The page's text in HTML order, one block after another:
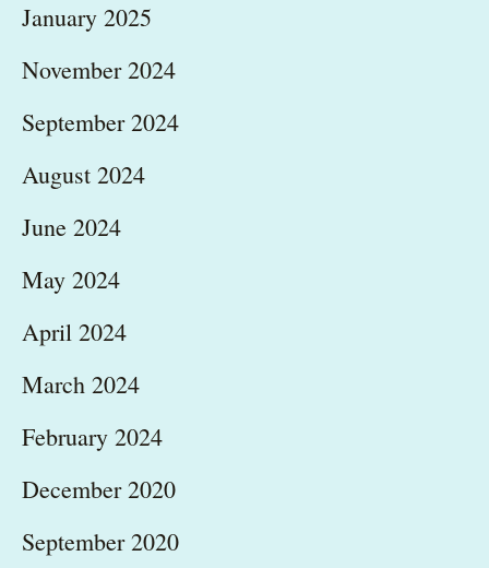
January 2025
November 2024
September 2024
August 2024
June 2024
May 2024
April 2024
March 2024
February 2024
December 2020
September 2020